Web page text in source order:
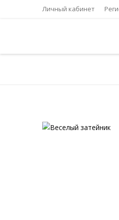
Личный кабинет